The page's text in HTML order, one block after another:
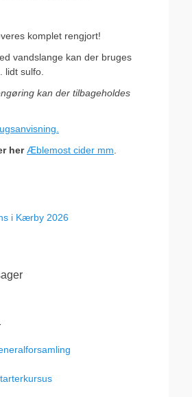
komplet rengjort!
vandslange kan der bruges
lidt sulfo.
kan der tilbageholdes
her Æblemost cider mm
i Kærby 2026